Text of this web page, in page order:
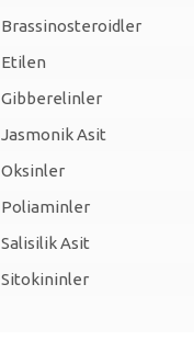
Brassinosteroidler
Etilen
Gibberelinler
Jasmonik Asit
Oksinler
Poliaminler
Salisilik Asit
Sitokininler